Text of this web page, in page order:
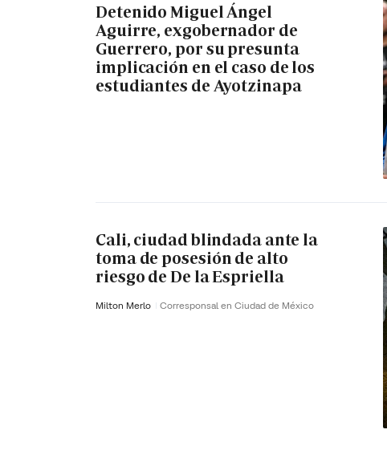
Detenido Miguel Ángel
Aguirre, exgobernador de
Guerrero, por su presunta
implicación en el caso de los
estudiantes de Ayotzinapa
Cali, ciudad blindada ante la
toma de posesión de alto
riesgo de De la Espriella
Milton Merlo Corresponsal en Ciudad de México